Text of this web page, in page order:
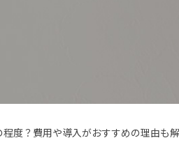
度？費用や導入がおすすめの理由も